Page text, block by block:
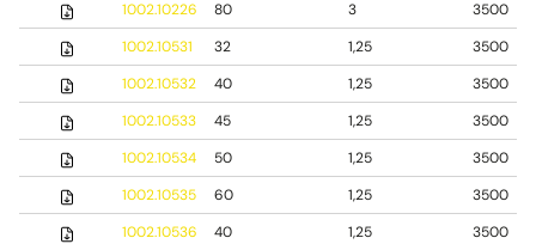
1002.10226
80 3
3500
1002.10531
32 1,25
3500
1002.10532
40 1,25
3500
1002.10533
45 1,25
3500
1002.10534
50 1,25
3500
1002.10535
60 1,25
3500
1002.10536
40 1,25
3500